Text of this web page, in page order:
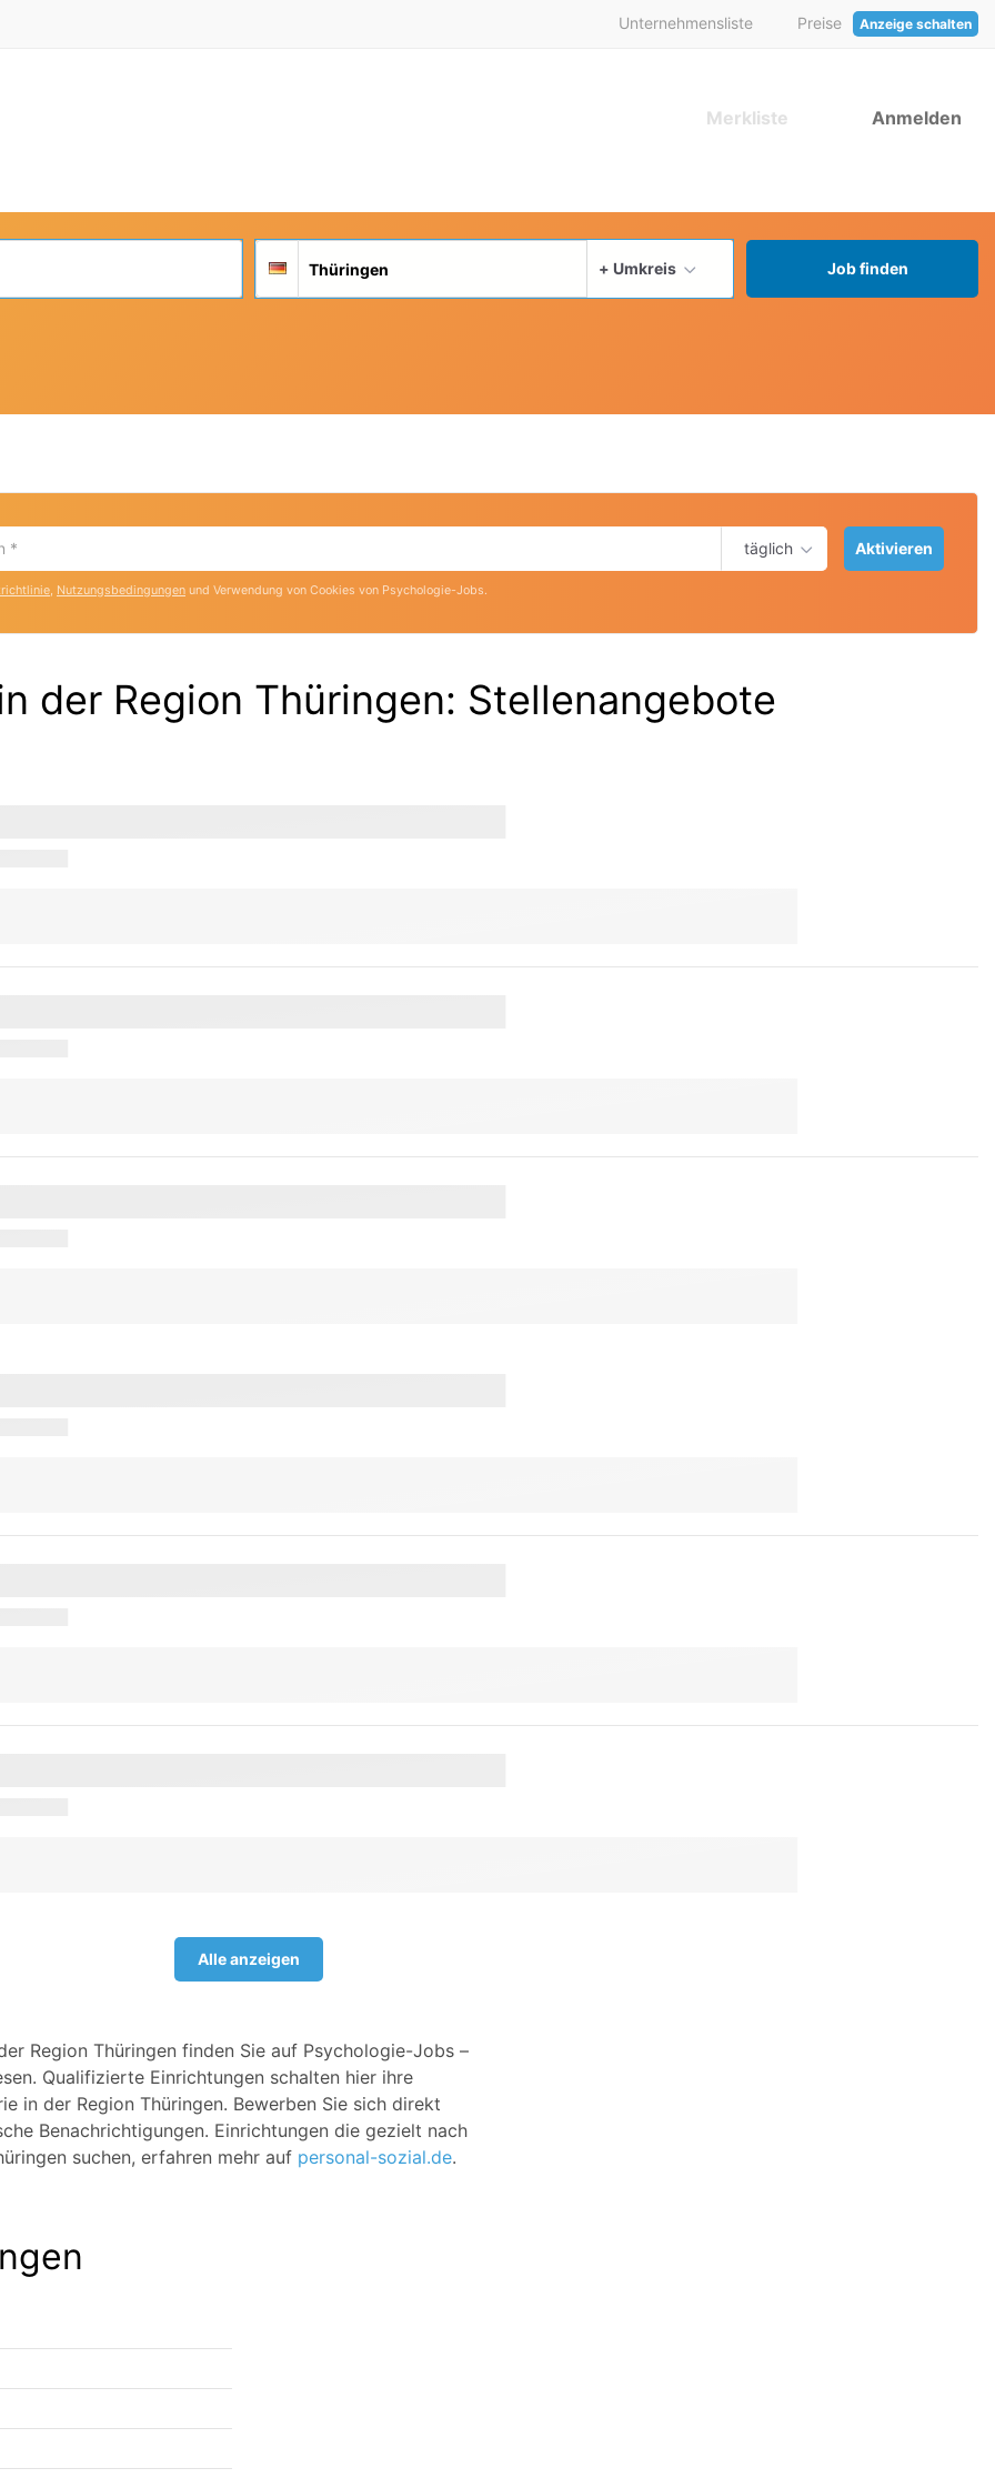
Anzeige schalten
Unternehmensliste Preise
Anmelden
Merkliste
Deutschland
+ Umkreis
aktuellen Ort verwenden
Job finden
täglich Aktivieren
, Nutzungsbedingungen und Verwendung von Cookies von Psychologie-Jobs.
der Region Thüringen: Stellenangebote
Alle anzeigen
Region Thüringen finden Sie auf Psychologie-Jobs –
Qualifizierte Einrichtungen schalten hier ihre
in der Region Thüringen. Bewerben Sie sich direkt
Benachrichtigungen. Einrichtungen die gezielt nach
suchen, erfahren mehr auf personal-sozial.de.